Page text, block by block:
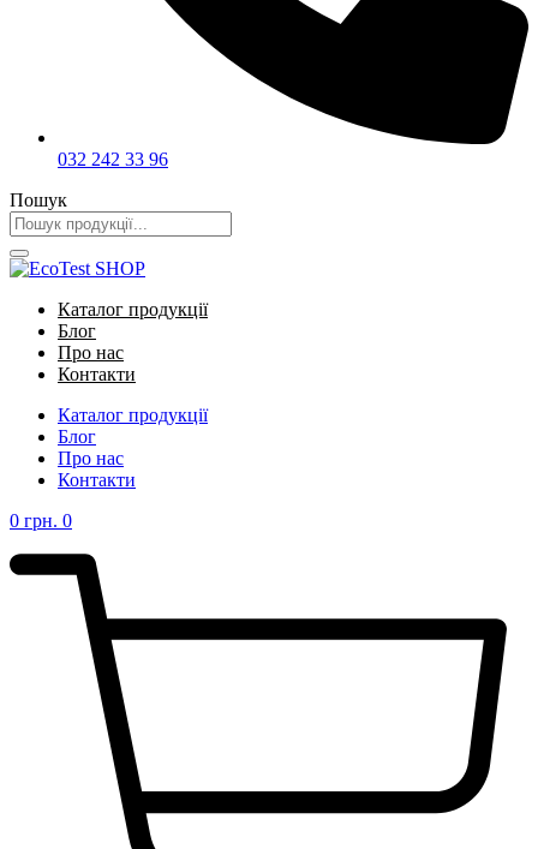
032 242 33 96
Пошук
Каталог продукції
Блог
Про нас
Контакти
Каталог продукції
Блог
Про нас
Контакти
0 грн. 0